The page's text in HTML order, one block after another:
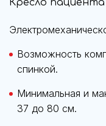
Кресло пациента
Возможность
спинкой.
Минимальная и
37 до 80 см.